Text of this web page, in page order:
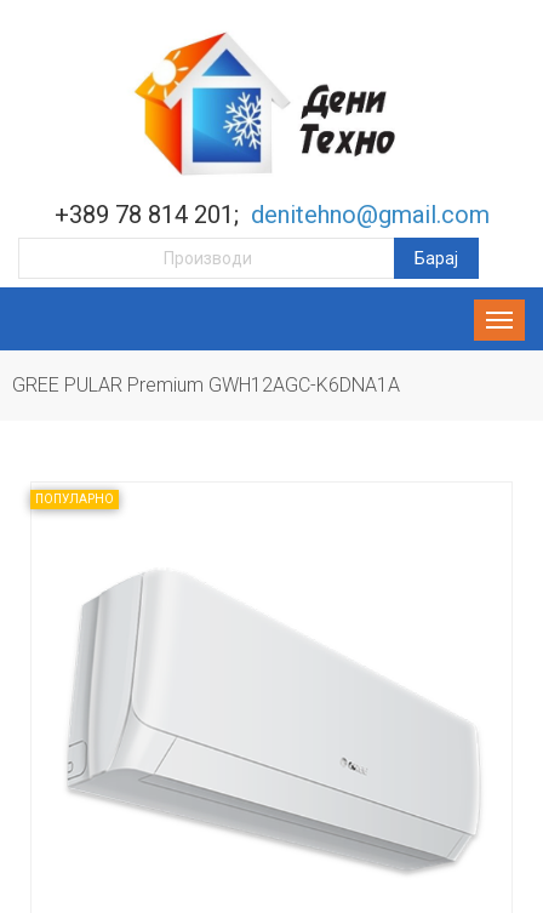
+389 78 814 201; denitehno@gmail.com
GREE PULAR Premium GWH12AGC-K6DNA1A
ПОПУЛАРНО